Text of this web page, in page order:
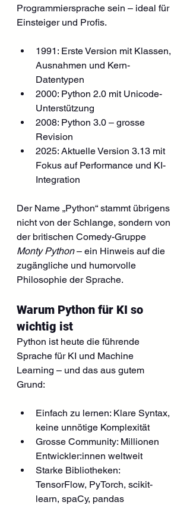
Programmiersprache sein – ideal für
Einsteiger und Profis.
1991: Erste Version mit Klassen,
Ausnahmen und Kern-
Datentypen
2000: Python 2.0 mit Unicode-
Unterstützung
2008: Python 3.0 – grosse
Revision
2025: Aktuelle Version 3.13 mit
Fokus auf Performance und KI-
Integration
Der Name „Python“ stammt übrigens
nicht von der Schlange, sondern von
der britischen Comedy-Gruppe
Monty Python – ein Hinweis auf die
zugängliche und humorvolle
Philosophie der Sprache.
Warum Python für KI so
wichtig ist
Python ist heute die führende
Sprache für KI und Machine
Learning – und das aus gutem
Grund:
Einfach zu lernen: Klare Syntax,
keine unnötige Komplexität
Grosse Community: Millionen
Entwickler:innen weltweit
Starke Bibliotheken:
TensorFlow, PyTorch, scikit-
learn, spaCy, pandas